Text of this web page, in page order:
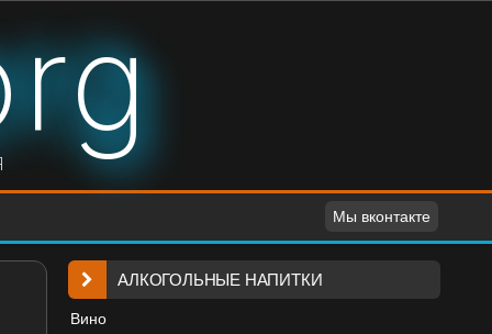
Мы вконтакте
АЛКОГОЛЬНЫЕ НАПИТКИ
Вино